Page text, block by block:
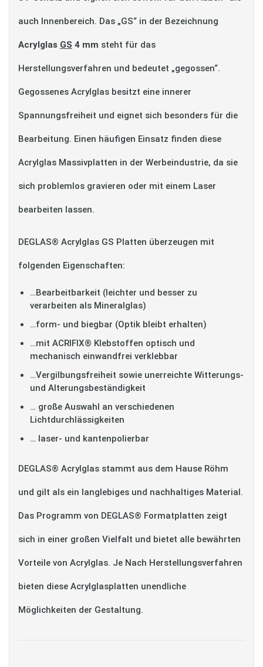
auch Innenbereich. Das „GS“ in der Bezeichnung
Acrylglas GS 4 mm steht für das
Herstellungsverfahren und bedeutet „gegossen“.
Gegossenes Acrylglas besitzt eine innerer
Spannungsfreiheit und eignet sich besonders für die
Bearbeitung. Einen häufigen Einsatz finden diese
Acrylglas Massivplatten in der Werbeindustrie, da sie
sich problemlos gravieren oder mit einem Laser
bearbeiten lassen.
DEGLAS® Acrylglas GS Platten überzeugen mit
folgenden Eigenschaften:
…Bearbeitbarkeit (leichter und besser zu
verarbeiten als Mineralglas)
…form- und biegbar (Optik bleibt erhalten)
…mit ACRIFIX® Klebstoffen optisch und
mechanisch einwandfrei verklebbar
…Vergilbungsfreiheit sowie unerreichte Witterungs-
und Alterungsbeständigkeit
… große Auswahl an verschiedenen
Lichtdurchlässigkeiten
… laser- und kantenpolierbar
DEGLAS® Acrylglas stammt aus dem Hause Röhm
und gilt als ein langlebiges und nachhaltiges Material.
Das Programm von DEGLAS® Formatplatten zeigt
sich in einer großen Vielfalt und bietet alle bewährten
Vorteile von Acrylglas. Je Nach Herstellungsverfahren
bieten diese Acrylglasplatten unendliche
Möglichkeiten der Gestaltung.